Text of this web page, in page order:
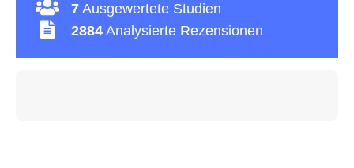
7 Ausgewertete Studien
2884 Analysierte Rezensionen